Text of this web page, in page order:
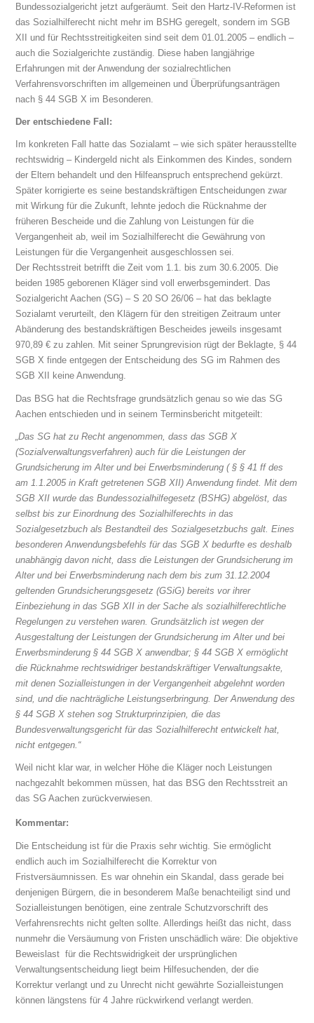
Bundessozialgericht jetzt aufgeräumt. Seit den Hartz-IV-Reformen ist
das Sozialhilferecht nicht mehr im BSHG geregelt, sondern im SGB
XII und für Rechtsstreitigkeiten sind seit dem 01.01.2005 – endlich –
auch die Sozialgerichte zuständig. Diese haben langjährige
Erfahrungen mit der Anwendung der sozialrechtlichen
Verfahrensvorschriften im allgemeinen und Überprüfungsanträgen
nach § 44 SGB X im Besonderen.
Der entschiedene Fall:
Im konkreten Fall hatte das Sozialamt – wie sich später herausstellte
rechtswidrig – Kindergeld nicht als Einkommen des Kindes, sondern
der Eltern behandelt und den Hilfeanspruch entsprechend gekürzt.
Später korrigierte es seine bestandskräftigen Entscheidungen zwar
mit Wirkung für die Zukunft, lehnte jedoch die Rücknahme der
früheren Bescheide und die Zahlung von Leistungen für die
Vergangenheit ab, weil im Sozialhilferecht die Gewährung von
Leistungen für die Vergangenheit ausgeschlossen sei.
Der Rechtsstreit betrifft die Zeit vom 1.1. bis zum 30.6.2005. Die
beiden 1985 geborenen Kläger sind voll erwerbsgemindert. Das
Sozialgericht Aachen (SG) – S 20 SO 26/06 – hat das beklagte
Sozialamt verurteilt, den Klägern für den streitigen Zeitraum unter
Abänderung des bestandskräftigen Bescheides jeweils insgesamt
970,89 € zu zahlen. Mit seiner Sprungrevision rügt der Beklagte, § 44
SGB X finde entgegen der Entscheidung des SG im Rahmen des
SGB XII keine Anwendung.
Das BSG hat die Rechtsfrage grundsätzlich genau so wie das SG
Aachen entschieden und in seinem Terminsbericht mitgeteilt:
„Das SG hat zu Recht angenommen, dass das SGB X
(Sozialverwaltungsverfahren) auch für die Leistungen der
Grundsicherung im Alter und bei Erwerbsminderung ( § § 41 ff des
am 1.1.2005 in Kraft getretenen SGB XII) Anwendung findet. Mit dem
SGB XII wurde das Bundessozialhilfegesetz (BSHG) abgelöst, das
selbst bis zur Einordnung des Sozialhilferechts in das
Sozialgesetzbuch als Bestandteil des Sozialgesetzbuchs galt. Eines
besonderen Anwendungsbefehls für das SGB X bedurfte es deshalb
unabhängig davon nicht, dass die Leistungen der Grundsicherung im
Alter und bei Erwerbsminderung nach dem bis zum 31.12.2004
geltenden Grundsicherungsgesetz (GSiG) bereits vor ihrer
Einbeziehung in das SGB XII in der Sache als sozialhilferechtliche
Regelungen zu verstehen waren. Grundsätzlich ist wegen der
Ausgestaltung der Leistungen der Grundsicherung im Alter und bei
Erwerbsminderung § 44 SGB X anwendbar; § 44 SGB X ermöglicht
die Rücknahme rechtswidriger bestandskräftiger Verwaltungsakte,
mit denen Sozialleistungen in der Vergangenheit abgelehnt worden
sind, und die nachträgliche Leistungserbringung. Der Anwendung des
§ 44 SGB X stehen sog Strukturprinzipien, die das
Bundesverwaltungsgericht für das Sozialhilferecht entwickelt hat,
nicht entgegen.“
Weil nicht klar war, in welcher Höhe die Kläger noch Leistungen
nachgezahlt bekommen müssen, hat das BSG den Rechtsstreit an
das SG Aachen zurückverwiesen.
Kommentar:
Die Entscheidung ist für die Praxis sehr wichtig. Sie ermöglicht
endlich auch im Sozialhilferecht die Korrektur von
Fristversäumnissen. Es war ohnehin ein Skandal, dass gerade bei
denjenigen Bürgern, die in besonderem Maße benachteiligt sind und
Sozialleistungen benötigen, eine zentrale Schutzvorschrift des
Verfahrensrechts nicht gelten sollte. Allerdings heißt das nicht, dass
nunmehr die Versäumung von Fristen unschädlich wäre: Die objektive
Beweislast für die Rechtswidrigkeit der ursprünglichen
Verwaltungsentscheidung liegt beim Hilfesuchenden, der die
Korrektur verlangt und zu Unrecht nicht gewährte Sozialleistungen
können längstens für 4 Jahre rückwirkend verlangt werden.